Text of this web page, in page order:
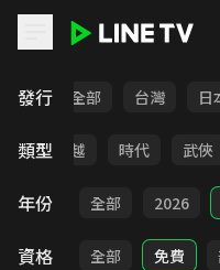
發行 全部 台灣 日
類型
俠 穿越 時代 武俠
年份 全部 2026
資格 全部 免費